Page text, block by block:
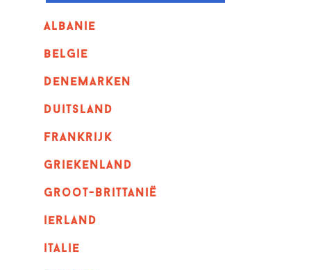
albanie
belgie
denemarken
duitsland
frankrijk
griekenland
Groot-Brittanië
ierland
italie